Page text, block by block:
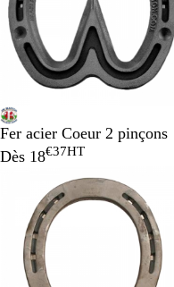
Fer acier Coeur 2 pinçons
Dès 18€37HT